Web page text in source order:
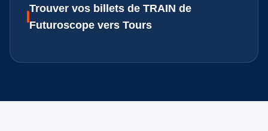
Trouver vos billets de TRAIN de
Futuroscope vers Tours